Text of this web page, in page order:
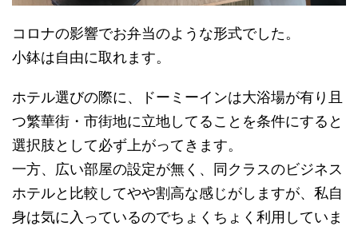
コロナの影響でお弁当のような形式でした。
小鉢は自由に取れます。
ホテル選びの際に、ドーミーインは大浴場が有り且
つ繁華街・市街地に立地してることを条件にすると
選択肢として必ず上がってきます。
一方、広い部屋の設定が無く、同クラスのビジネス
ホテルと比較してやや割高な感じがしますが、私自
身は気に入っているのでちょくちょく利用していま